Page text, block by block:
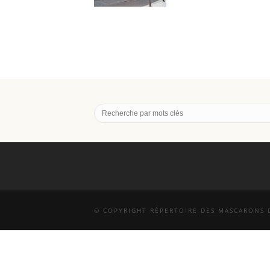
© COPYRIGHT RÉPERTOIRE DES MASCARONS